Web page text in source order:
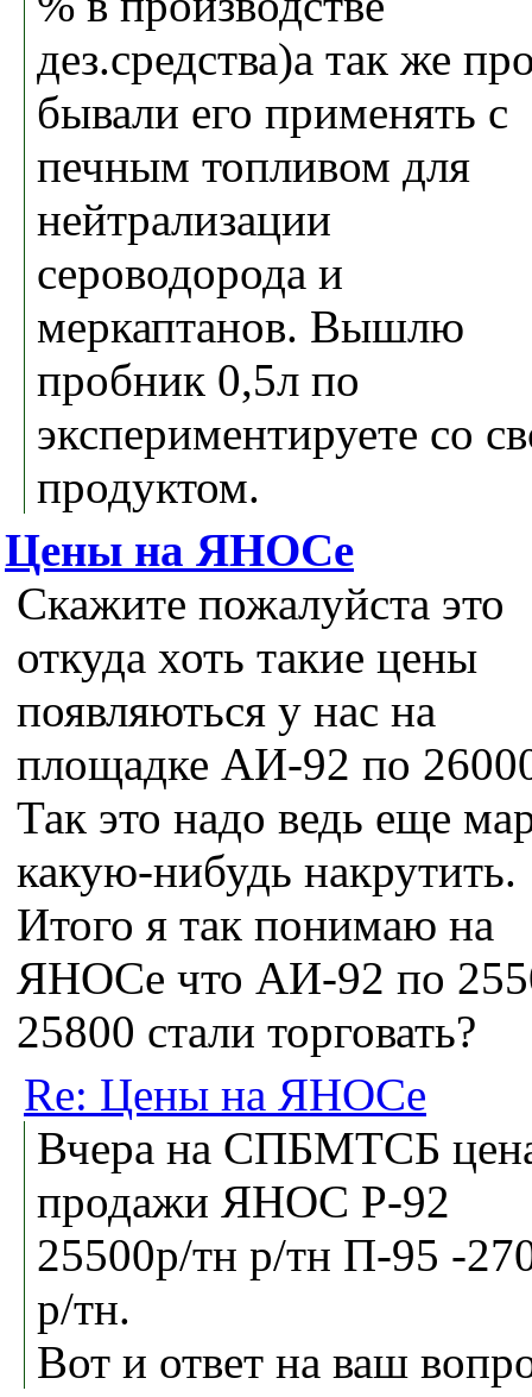
дез.средства)а так же
бывали его применять с
печным топливом для
нейтрализации
сероводорода и
меркаптанов. Вышлю
пробник 0,5л по
экспериментируете со
продуктом.
Цены на ЯНОСе
Скажите пожалуйста это
откуда хоть такие цены
появляються у нас на
площадке АИ-92 по
Так это надо ведь еще
какую-нибудь накрутить.
Итого я так понимаю на
ЯНОСе что АИ-92 по
25800 стали торговать?
Re: Цены на ЯНОСе
Вчера на СПБМТСБ
продажи ЯНОС Р-92
25500р/тн р/тн П-95 -
р/тн.
Вот и ответ на ваш